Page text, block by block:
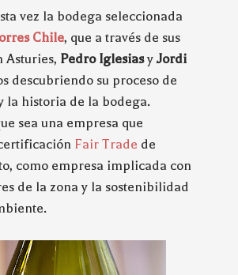
vez la bodega seleccionada
Chile, que a través de sus
Asturies, Pedro Iglesiasy Jordi
descubriendo su proceso de
la historia de la bodega.
sea una empresa que
Fair Trade de
como empresa implicada con
de la zona y la sostenibilidad